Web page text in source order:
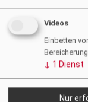
Videos
Einbetten
↓ 1 Dienst
Nur
Dipl.-Ing. Valentin
Architekt Dipl.-Ing.
Dipl.-Ing. Peter
Dipl.-Ing. Gustav
Architekt Dipl.-Ing.
BK ZT-Folder